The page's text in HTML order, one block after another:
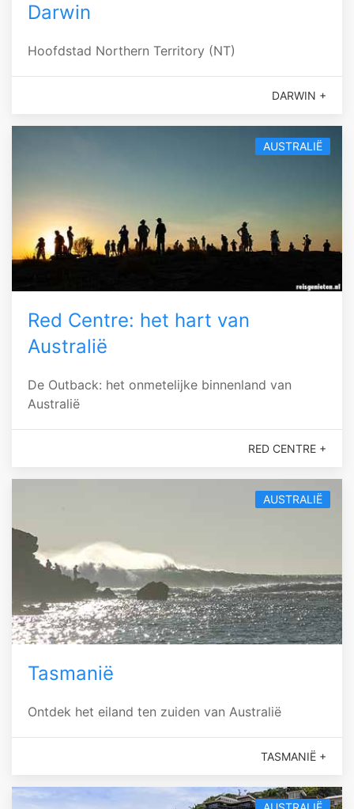
Darwin
Hoofdstad Northern Territory (NT)
DARWIN +
AUSTRALIË
Red Centre: het hart van
Australië
De Outback: het onmetelijke binnenland van
Australië
RED CENTRE +
AUSTRALIË
Tasmanië
Ontdek het eiland ten zuiden van Australië
TASMANIË +